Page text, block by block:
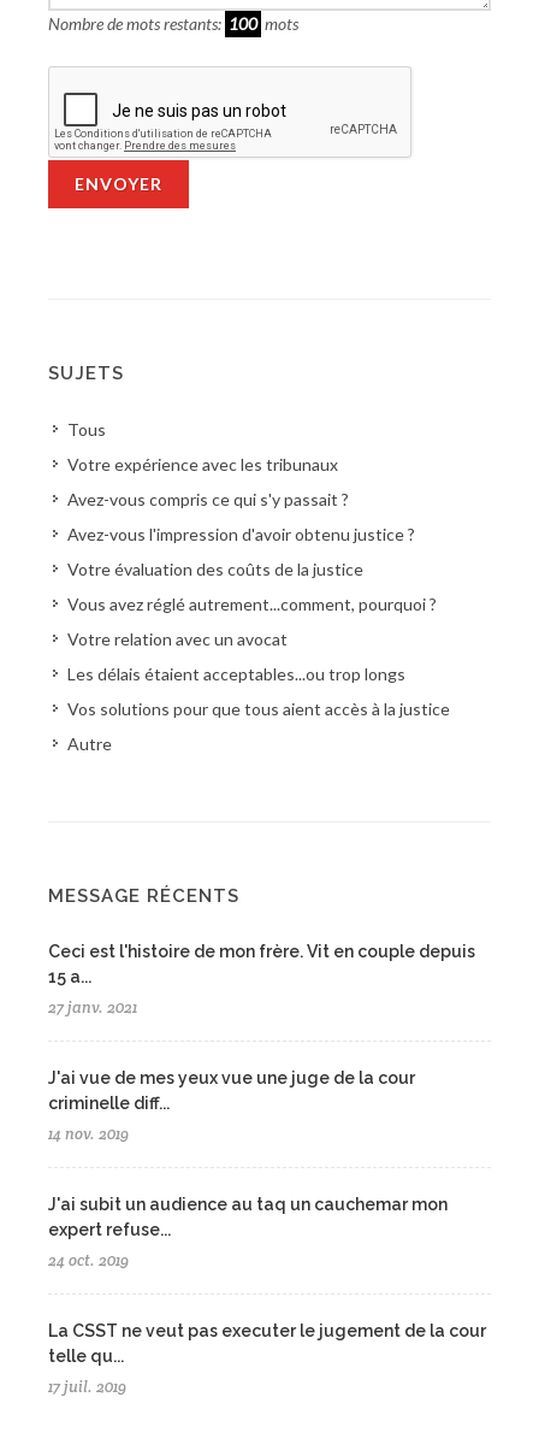
Nombre de mots restants: 100 mots
ENVOYER
SUJETS
Tous
Votre expérience avec les tribunaux
Avez-vous compris ce qui s'y passait ?
Avez-vous l'impression d'avoir obtenu justice ?
Votre évaluation des coûts de la justice
Vous avez réglé autrement...comment, pourquoi ?
Votre relation avec un avocat
Les délais étaient acceptables...ou trop longs
Vos solutions pour que tous aient accès à la justice
Autre
MESSAGE RÉCENTS
Ceci est l'histoire de mon frère. Vit en couple depuis
15 a...
27 janv. 2021
J'ai vue de mes yeux vue une juge de la cour
criminelle diff...
14 nov. 2019
J'ai subit un audience au taq un cauchemar mon
expert refuse...
24 oct. 2019
La CSST ne veut pas executer le jugement de la cour
telle qu...
17 juil. 2019